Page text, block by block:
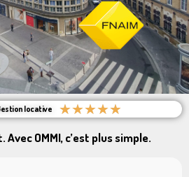
locative ★★★★★
OMMI, c’est plus simple.